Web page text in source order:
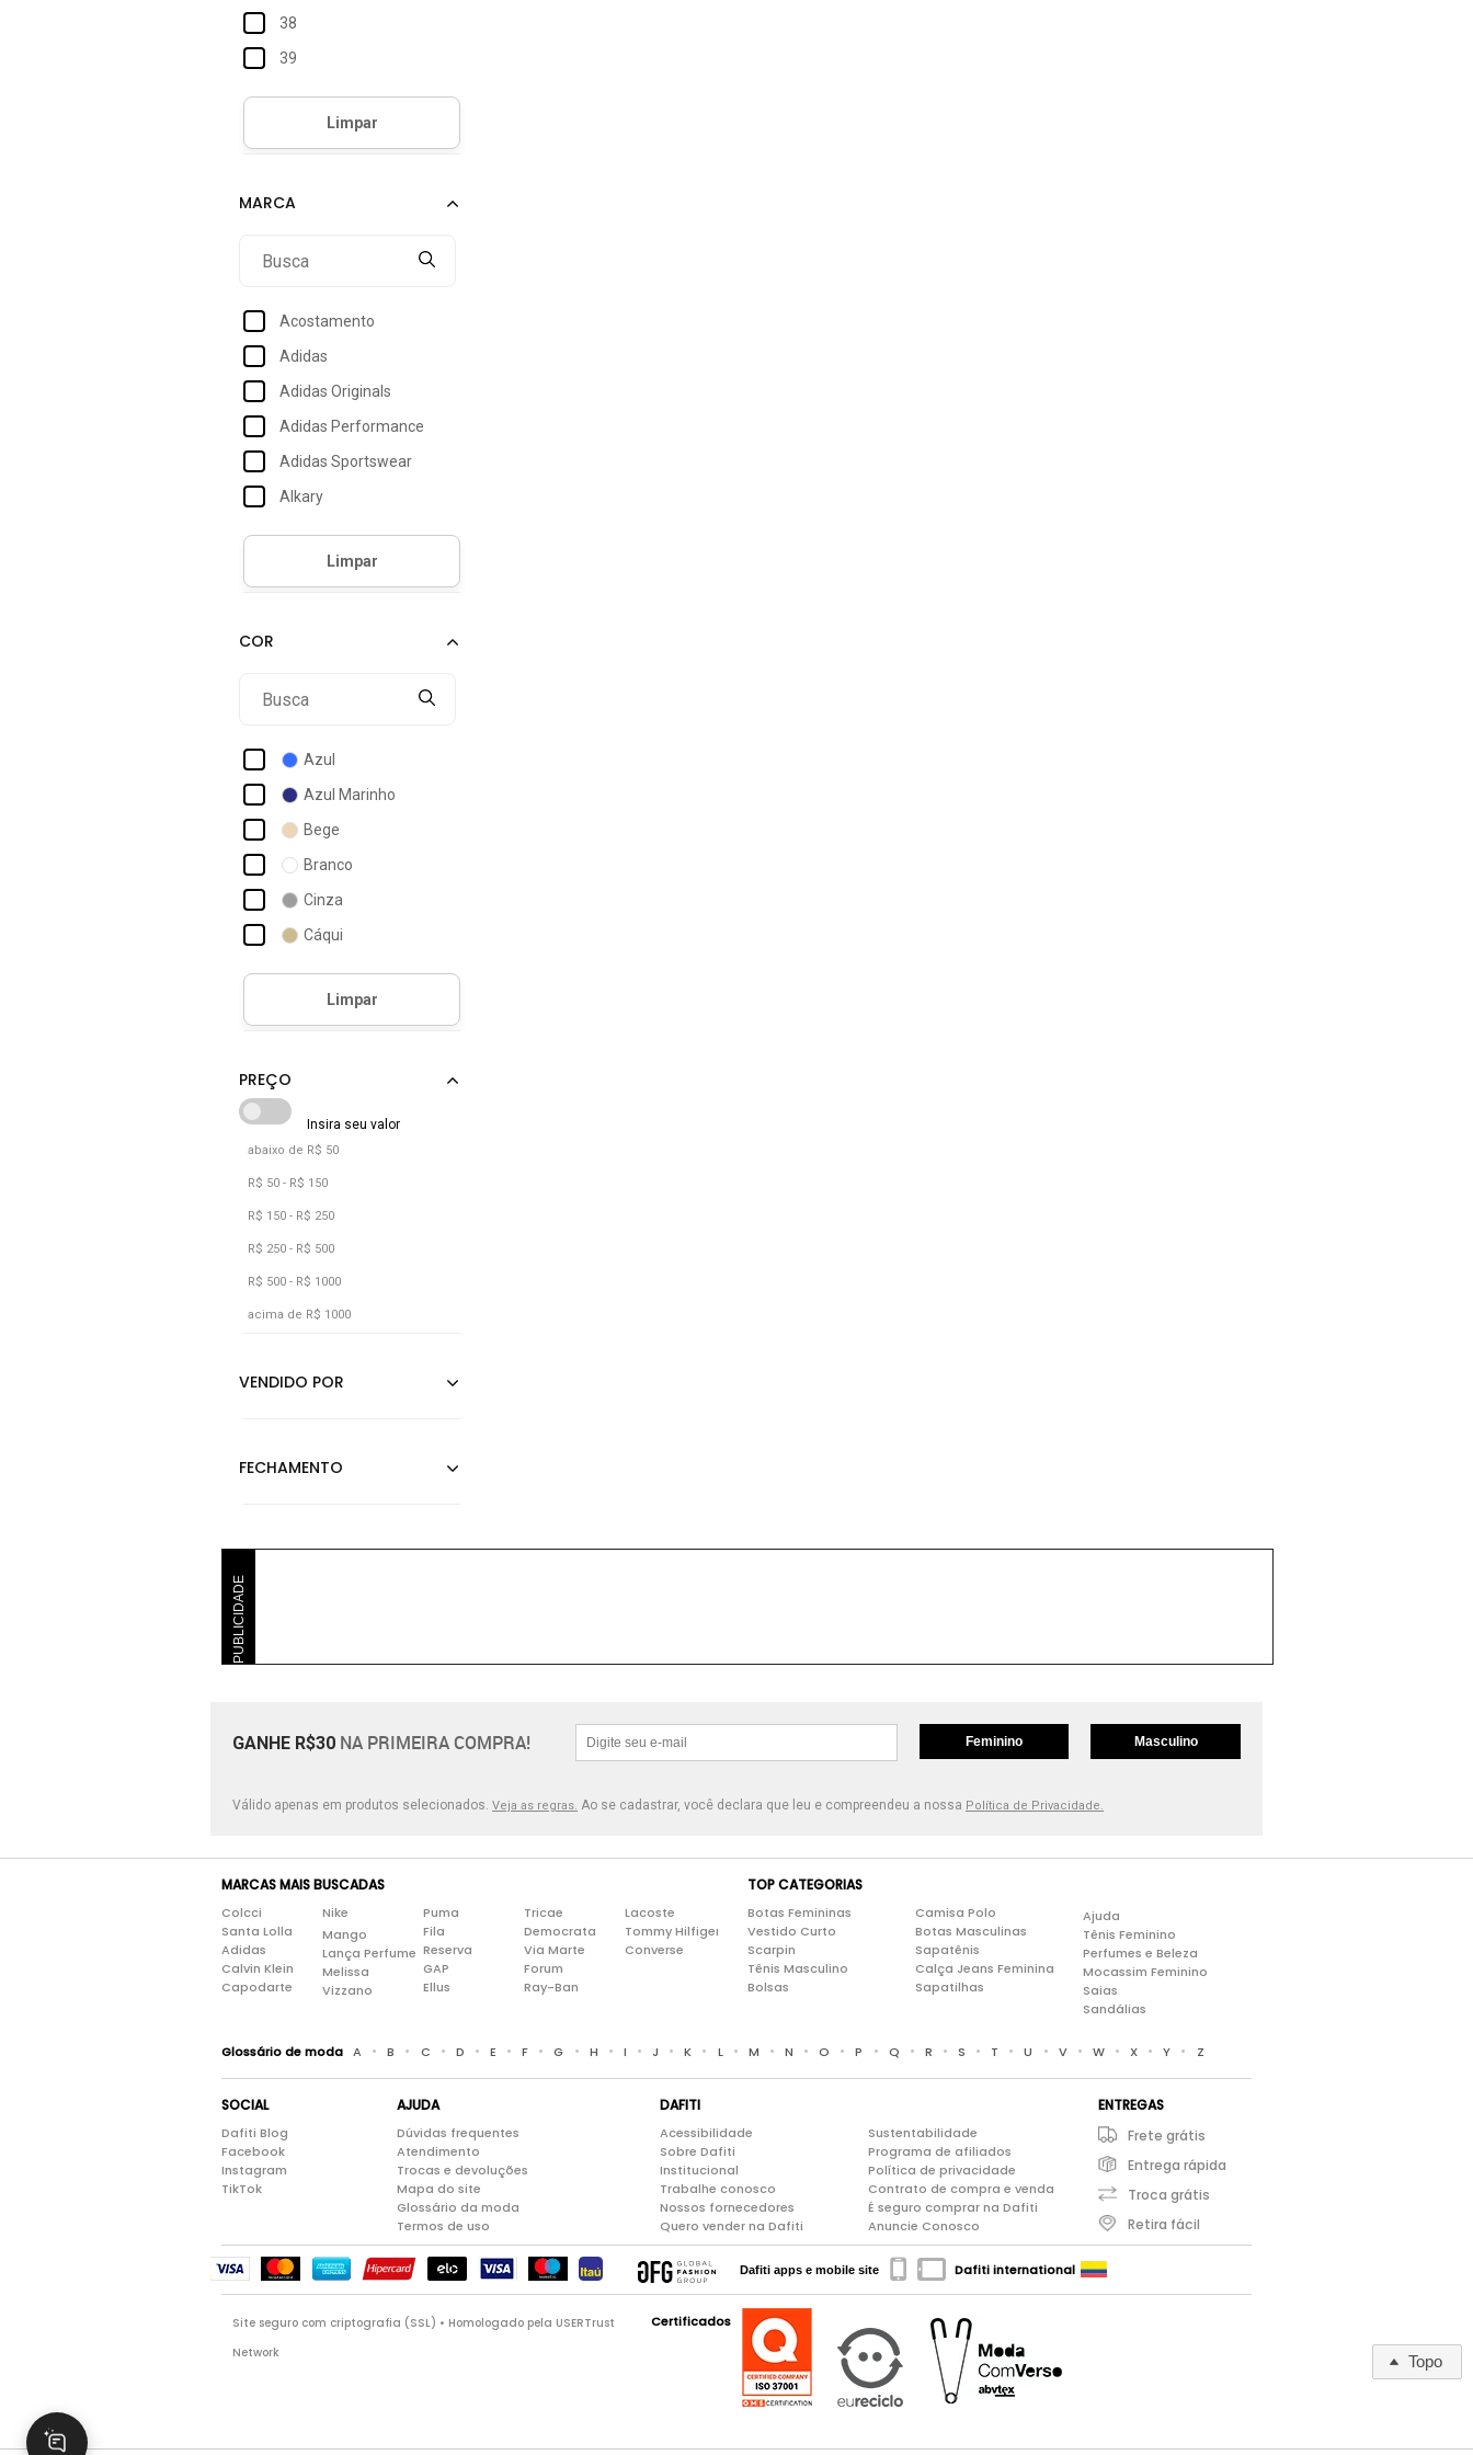
38
39
40
43
Único
Acostamento
Adidas
Adidas Originals
Adidas Performance
Adidas Sportswear
Alkary
Alleppo Jeans
Amo Calçados
Asics
Azul
Azul Marinho
Bege
Branco
Cinza
Cáqui
Jeans
Marrom
Verde
abaixo de R$ 50
R$ 50 - R$ 150
R$ 150 - R$ 250
R$ 250 - R$ 500
R$ 500 - R$ 1000
acima de R$ 1000
PUBLICIDADE
Topo
GANHE R$30 NA PRIMEIRA COMPRA! Feminino Masculino
Válido apenas em produtos selecionados. Veja as regras. Ao se cadastrar, você declara que leu e compreendeu a nossa Política de Privacidade.
MARCAS MAIS BUSCADAS
Colcci
Santa Lolla
Adidas
Calvin Klein
Capodarte
Nike
Mango
Lança Perfume
Melissa
Vizzano
Puma
Fila
Reserva
GAP
Ellus
Tricae
Democrata
Via Marte
Forum
Ray-Ban
Lacoste
Tommy Hilfiger
Converse
TOP CATEGORIAS
Botas Femininas
Vestido Curto
Scarpin
Tênis Masculino
Bolsas
Camisa Polo
Botas Masculinas
Sapatênis
Calça Jeans Feminina
Sapatilhas
Ajuda
Tênis Feminino
Perfumes e Beleza
Mocassim Feminino
Saias
Sandálias
Glossário de moda A • B • C • D • E • F • G • H • I • J • K • L • M • N • O • P • Q • R • S • T • U • V • W • X • Y • Z
SOCIAL
Dafiti Blog
Facebook
Instagram
TikTok
AJUDA
Dúvidas frequentes
Atendimento
Trocas e devoluções
Mapa do site
Glossário da moda
Termos de uso
DAFITI
Acessibilidade
Sobre Dafiti
Institucional
Trabalhe conosco
Nossos fornecedores
Quero vender na Dafiti
Sustentabilidade
Programa de afiliados
Política de privacidade
Contrato de compra e venda
É seguro comprar na Dafiti
Anuncie Conosco
ENTREGAS
Frete grátis
Entrega rápida
Troca grátis
Retira fácil
Dafiti apps e mobile site Dafiti international
Site seguro com criptografia (SSL) • Homologado pela USERTrust
Network
Certificados